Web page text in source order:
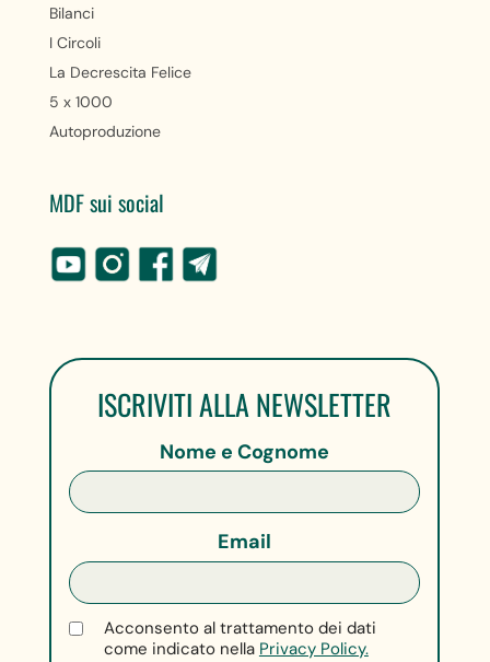
Bilanci
I Circoli
La Decrescita Felice
5 x 1000
Autoproduzione
MDF sui social
ISCRIVITI ALLA NEWSLETTER
Nome e Cognome
Email
Acconsento al trattamento dei dati
come indicato nella Privacy Policy.